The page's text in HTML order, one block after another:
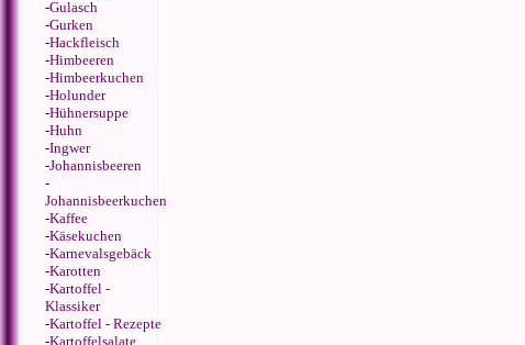
-Gulasch
-Gurken
-Hackfleisch
-Himbeeren
-Himbeerkuchen
-Holunder
-Hühnersuppe
-Huhn
-Ingwer
-Johannisbeeren
-
Johannisbeerkuchen
-Kaffee
-Käsekuchen
-Karnevalsgebäck
-Karotten
-Kartoffel -
Klassiker
-Kartoffel - Rezepte
-Kartoffelsalate